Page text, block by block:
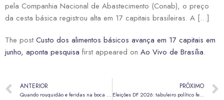
pela Companhia Nacional de Abastecimento (Conab), o preço
da cesta básica registrou alta em 17 capitais brasileiras. A […]
The post Custo dos alimentos básicos avança em 17 capitais em
junho, aponta pesquisa first appeared on Ao Vivo de Brasília.
ANTERIOR
Quando rouquidão e feridas na boca podem indicar câncer de cabeça e pescoço
PRÓXIMO
Eleições DF 2026: tabuleiro político ferve na disputa pelo Governo do Distrito Federal